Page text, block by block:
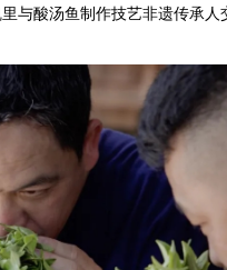
里与酸汤鱼制作技艺非遗传承人